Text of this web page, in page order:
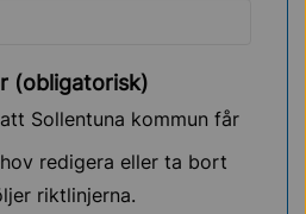
(obligatorisk)
Sollentuna kommun får
redigera eller ta bort
riktlinjerna.